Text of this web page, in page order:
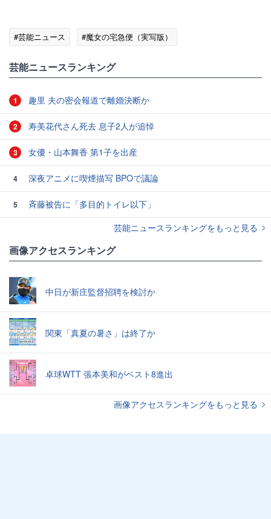
#芸能ニュース #魔女の宅急便（実写版）
芸能ニュースランキング
1 趣里 夫の密会報道で離婚決断か
2 寿美花代さん死去 息子2人が追悼
3 女優・山本舞香 第1子を出産
4 深夜アニメに喫煙描写 BPOで議論
5
斉藤被告に「多目的トイレ以下」
芸能ニュースランキングをもっと見る
画像アクセスランキング
中日が新庄監督招聘を検討か
関東「真夏の暑さ」は終了か
卓球WTT 張本美和がベスト8進出
画像アクセスランキングをもっと見る